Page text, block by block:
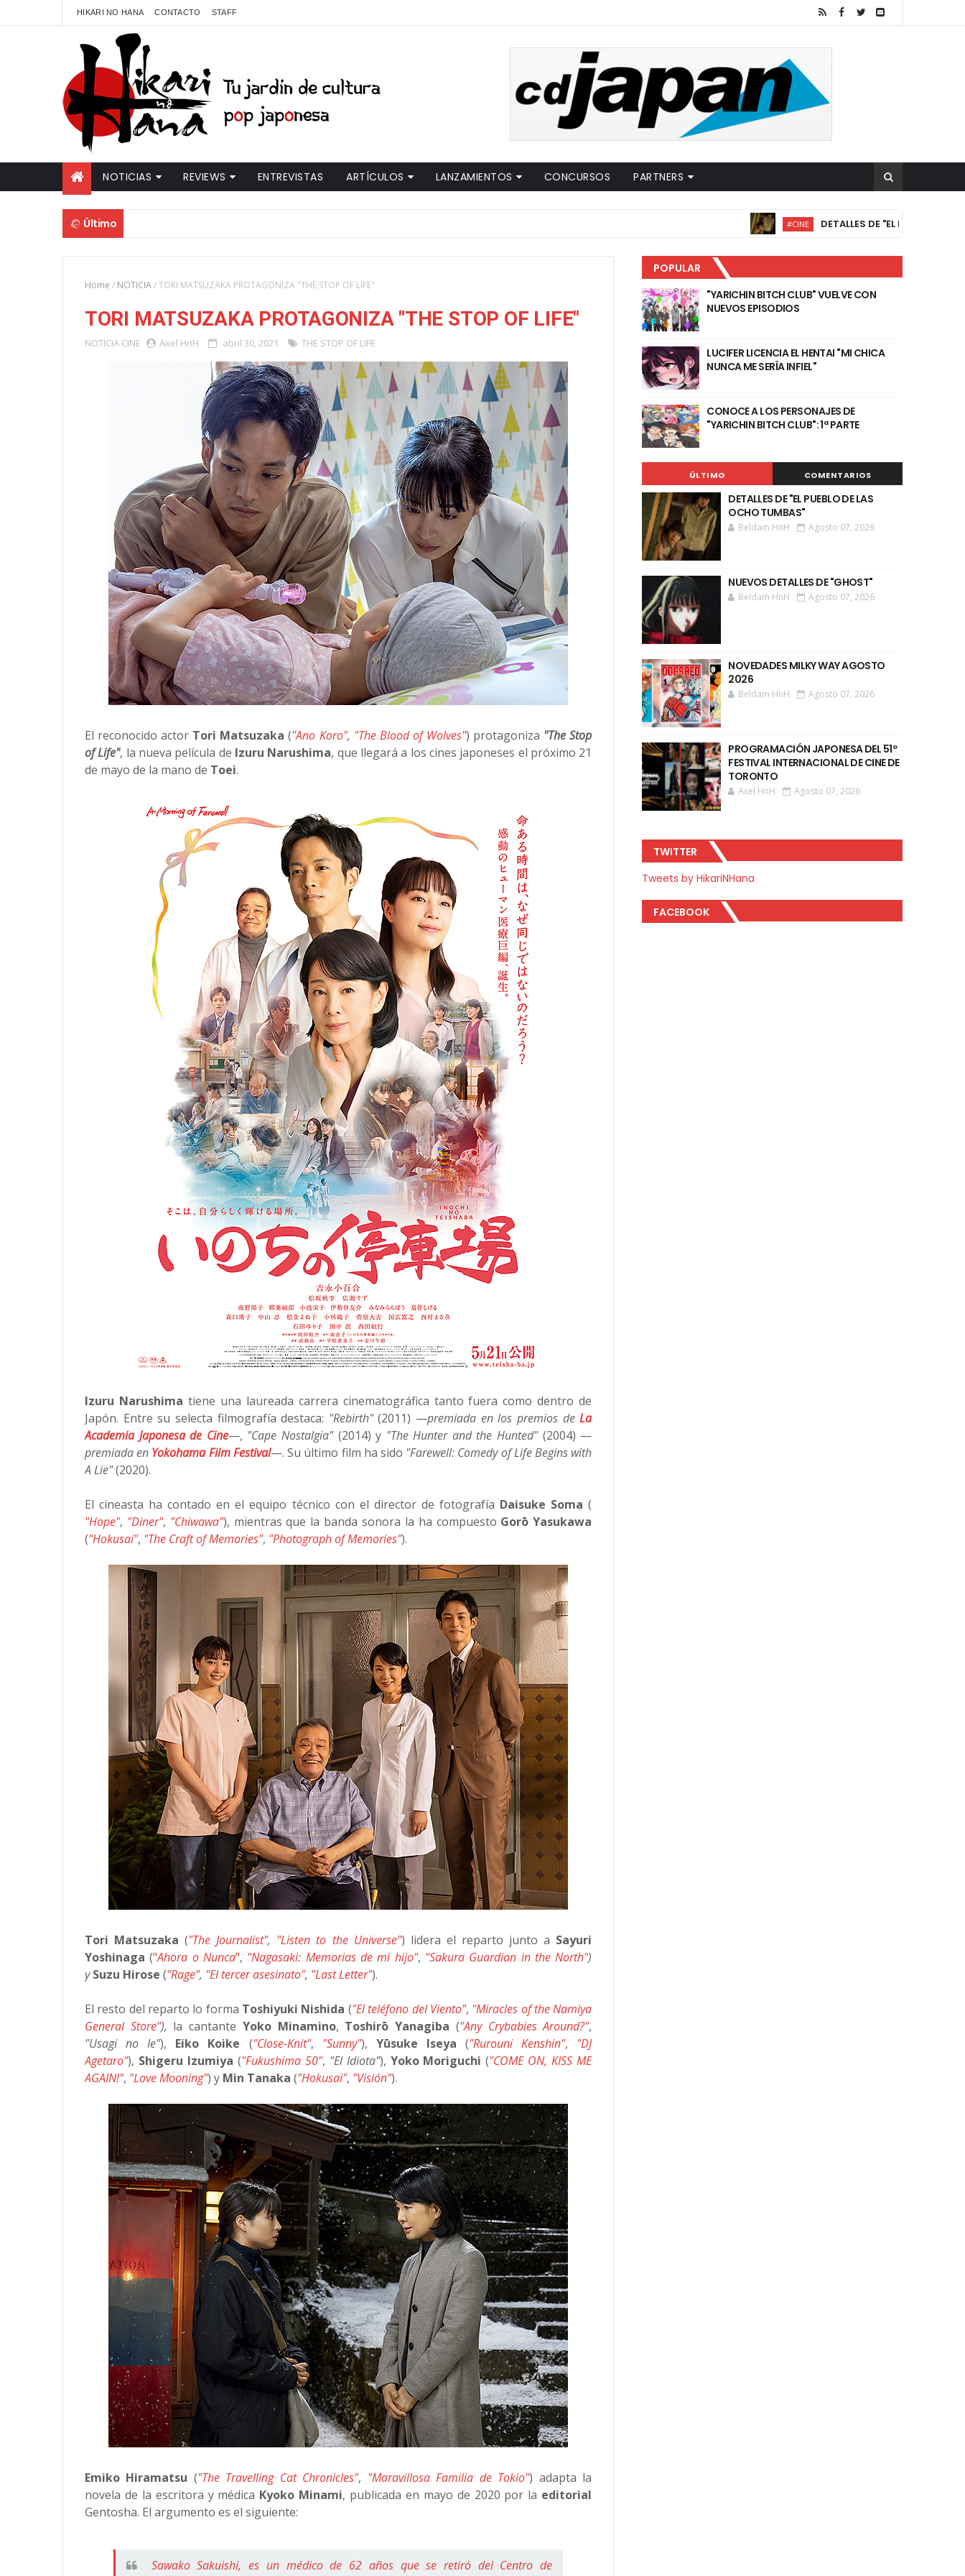
HIKARI NO HANA CONTACTO STAFF
NOTICIAS REVIEWS ENTREVISTAS ARTÍCULOS LANZAMIENTOS CONCURSOS PARTNERS
Último #CINE DETALLES DE "EL PUEBLO DE LAS OCHO
Home / NOTICIA/TORI MATSUZAKA PROTAGONIZA "THE STOP OF LIFE"
TORI MATSUZAKA PROTAGONIZA "THE STOP OF LIFE"
NOTICIA CINE Axel HnH abril 30, 2021 THE STOP OF LIFE
El reconocido actor Tori Matsuzaka ("Ano Koro", "The Blood of Wolves") protagoniza "The Stop
of Life", la nueva película de Izuru Narushima, que llegará a los cines japoneses el próximo 21
de mayo de la mano de Toei.
Izuru Narushima tiene una laureada carrera cinematográfica tanto fuera como dentro de
Japón. Entre su selecta filmografía destaca: "Rebirth"(2011) —premiada en los premios deLa
Academia Japonesa de Cine—, "Cape Nostalgia"(2014) y "The Hunter and the Hunted"(2004) —
premiada en Yokohama Film Festival—. Su último film ha sido "Farewell: Comedy of Life Begins with
A Lie"(2020).
El cineasta ha contado en el equipo técnico con el director de fotografía Daisuke Soma (
"Hope", "Diner", "Chiwawa"), mientras que la banda sonora la ha compuesto Gorō Yasukawa
("Hokusai", "The Craft of Memories", "Photograph of Memories").
Tori Matsuzaka ("The Journalist", "Listen to the Universe") lidera el reparto junto a Sayuri
Yoshinaga ("Ahora o Nunca", "Nagasaki: Memorias de mi hijo", "Sakura Guardian in the North")
ySuzu Hirose ("Rage", "El tercer asesinato", "Last Letter").
El resto del reparto lo forma Toshiyuki Nishida ("El teléfono del Viento", "Miracles of the Namiya
General Store"), la cantante Yoko Minamino, Toshirō Yanagiba ("Any Crybabies Around?",
"Usagi no Ie"), Eiko Koike ("Close-Knit", "Sunny"), Yūsuke Iseya ("Rurouni Kenshin", "DJ
Agetaro"), Shigeru Izumiya ("Fukushima 50", "El Idiota"), Yoko Moriguchi ("COME ON, KISS ME
AGAIN!", "Love Mooning") y Min Tanaka ("Hokusai", "Visión").
Emiko Hiramatsu ("The Travelling Cat Chronicles", "Maravillosa Familia de Tokio") adapta la
novela de la escritora y médica Kyoko Minami, publicada en mayo de 2020 por la editorial
Gentosha. El argumento es el siguiente:
Sawako Sakuishi, es un médico de 62 años que se retiró del Centro de
POPULAR
"YARICHIN BITCH CLUB" VUELVE CON
NUEVOS EPISODIOS
LUCIFER LICENCIA EL HENTAI "MI CHICA
NUNCA ME SERÍA INFIEL"
CONOCE A LOS PERSONAJES DE
"YARICHIN BITCH CLUB": 1ª PARTE
ÚLTIMO COMENTARIOS
DETALLES DE "EL PUEBLO DE LAS
OCHO TUMBAS"
Beldam HnH Agosto 07, 2026
NUEVOS DETALLES DE "GHOST"
Beldam HnH Agosto 07, 2026
NOVEDADES MILKY WAY AGOSTO
2026
Beldam HnH Agosto 07, 2026
PROGRAMACIÓN JAPONESA DEL 51º
FESTIVAL INTERNACIONAL DE CINE DE
TORONTO
Axel HnH Agosto 07, 2026
TWITTER
Tweets by HikariNHana
FACEBOOK